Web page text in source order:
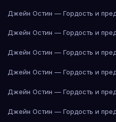
Джейн Остин — Гордость и
Джейн Остин — Гордость и
Джейн Остин — Гордость и
Джейн Остин — Гордость и
Джейн Остин — Гордость и
Джейн Остин — Гордость и